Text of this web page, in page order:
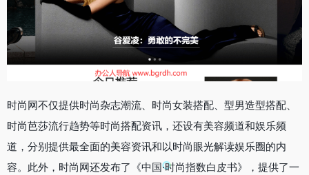
时尚网不仅提供时尚杂志潮流、时尚女装搭配、型男造型搭配、
时尚芭莎流行趋势等时尚搭配资讯，还设有美容频道和娱乐频
道，分别提供最全面的美容资讯和以时尚眼光解读娱乐圈的内
容。此外，时尚网还发布了《中国·时尚指数白皮书》，提供了一